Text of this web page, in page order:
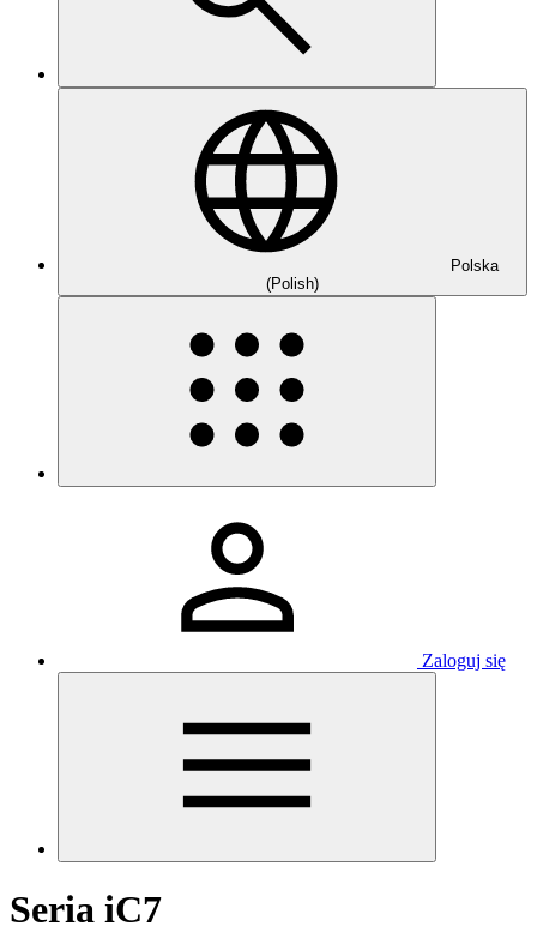
Polska
(Polish)
Zaloguj się
Seria iC7